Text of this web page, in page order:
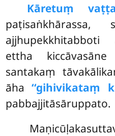
Kāretuṃ
paṭisaṅkhārassa,
ettha
santakaṃ
āha‘‘gihivikataṃ
pabbajjitāsāruppato.